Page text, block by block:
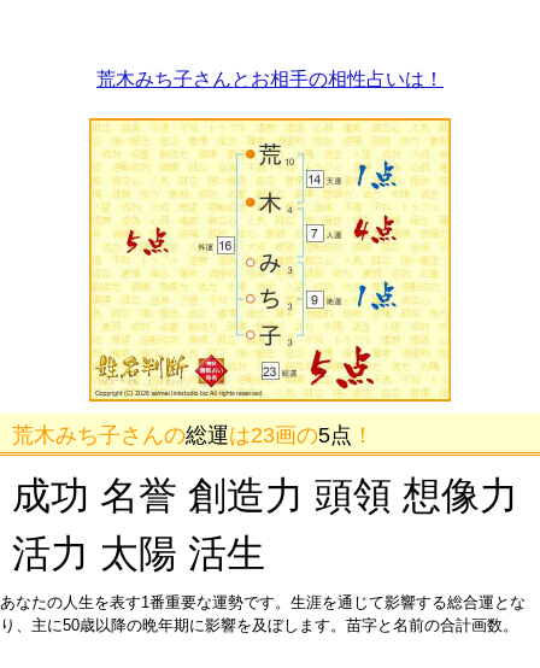
荒木みち子さんとお相手の相性占いは！
荒木みち子さんの総運は23画の5点 ！
成功 名誉 創造力 頭領 想像力
活力 太陽 活生
あなたの人生を表す1番重要な運勢です。生涯を通じて影響する総合運とな
り、主に50歳以降の晩年期に影響を及ぼします。苗字と名前の合計画数。